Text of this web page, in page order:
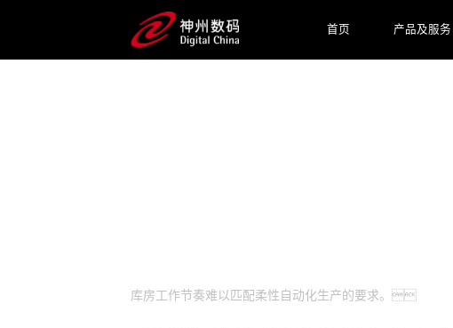
首页 产品及服务
库房工作节奏难以匹配柔性自动化生产的要求。